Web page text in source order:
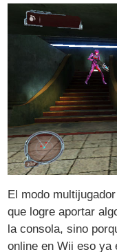
El modo
que logre aportar
la consola, sino
online en Wii eso ya